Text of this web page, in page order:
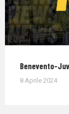
Benevento-
8 Aprile 2024